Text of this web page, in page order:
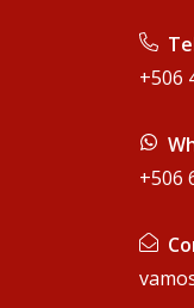
+506
+506